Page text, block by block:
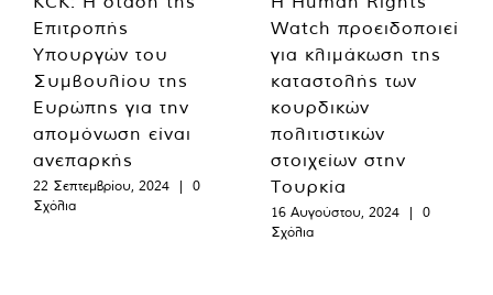
Επιτροπής
Υπουργών του
Συμβουλίου της
Ευρώπης για την
απομόνωση είναι
ανεπαρκής
22 Σεπτεμβρίου, 2024 |
0
Σχόλια
Watch προειδοποιεί
για κλιμάκωση της
καταστολής των
κουρδικών
πολιτιστικών
στοιχείων στην
Τουρκία
16 Αυγούστου, 2024 |
0
Σχόλια